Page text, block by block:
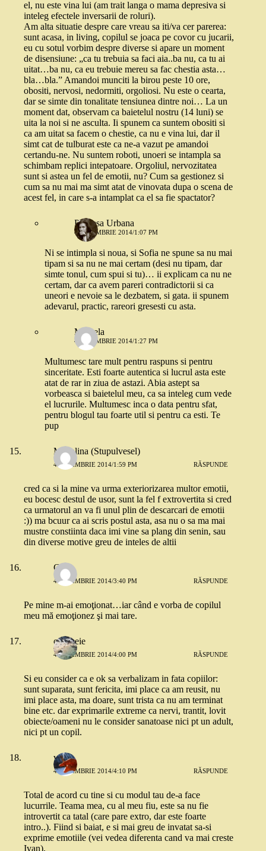
el, nu este vina lui (am trait langa o mama depresiva si
inteleg efectele inversarii de roluri).
Am alta situatie despre care vreau sa iti/va cer parerea:
sunt acasa, in living, copilul se joaca pe covor cu jucarii,
eu cu sotul vorbim despre diverse si apare un moment
de disensiune: „ca tu trebuia sa faci aia..ba nu, ca tu ai
uitat…ba nu, ca eu trebuie mereu sa fac chestia asta…
bla…bla.” Amandoi munciti la birou peste 10 ore,
obositi, nervosi, nedormiti, orgoliosi. Nu este o cearta,
dar se simte din tonalitate tensiunea dintre noi… La un
moment dat, observam ca baietelul nostru (14 luni) se
uita la noi si ne asculta. Ii spunem ca suntem obositi si
ca am uitat sa facem o chestie, ca nu e vina lui, dar il
simt cat de tulburat este ca ne-a vazut pe amandoi
certandu-ne. Nu suntem roboti, unoeri se intampla sa
schimbam replici intepatoare. Orgoliul, nervozitatea
sunt si astea un fel de emotii, nu? Cum sa gestionez si
cum sa nu mai ma simt atat de vinovata dupa o scena de
acest fel, in care s-a intamplat ca el sa fie spactator?
Printesa Urbana
4 NOIEMBRIE 2014/1:07 PM
Ni se intimpla si noua, si Sofia ne spune sa nu mai
tipam si sa nu ne mai certam (desi nu tipam, dar
simte tonul, cum spui si tu)… ii explicam ca nu ne
certam, dar ca avem pareri contradictorii si ca
uneori e nevoie sa le dezbatem, si gata. ii spunem
adevarul, practic, rareori gresesti cu asta.
Mihaela
4 NOIEMBRIE 2014/1:27 PM
Multumesc tare mult pentru raspuns si pentru
sinceritate. Esti foarte autentica si lucrul asta este
atat de rar in ziua de astazi. Abia astept sa
vorbeasca si baietelul meu, ca sa inteleg cum vede
el lucrurile. Multumesc inca o data pentru sfat,
pentru blogul tau foarte util si pentru ca esti. Te
pup
Madalina (Stupulvesel)
4 NOIEMBRIE 2014/1:59 PM RĂSPUNDE
cred ca si la mine va urma exteriorizarea multor emotii,
eu bocesc destul de usor, sunt la fel f extrovertita si cred
ca urmatorul an va fi unul plin de descarcari de emotii
:)) ma bcuur ca ai scris postul asta, asa nu o sa ma mai
mustre constiinta daca imi vine sa plang din senin, sau
din diverse motive greu de inteles de altii
Cati
4 NOIEMBRIE 2014/3:40 PM RĂSPUNDE
Pe mine m-ai emoţionat…iar când e vorba de copilul
meu mă emoţionez şi mai tare.
o femeie
4 NOIEMBRIE 2014/4:00 PM RĂSPUNDE
Si eu consider ca e ok sa verbalizam in fata copiilor:
sunt suparata, sunt fericita, imi place ca am reusit, nu
imi place asta, ma doare, sunt trista ca nu am terminat
bine etc. dar exprimarile extreme ca nervi, trantit, lovit
obiecte/oameni nu le consider sanatoase nici pt un adult,
nici pt un copil.
vio
4 NOIEMBRIE 2014/4:10 PM RĂSPUNDE
Total de acord cu tine si cu modul tau de-a face
lucurrile. Teama mea, cu al meu fiu, este sa nu fie
introvertit ca tatal (care pare extro, dar este foarte
intro..). Fiind si baiat, e si mai greu de invatat sa-si
exprime emotiile (vei vedea diferenta cand va mai creste
Ivan).